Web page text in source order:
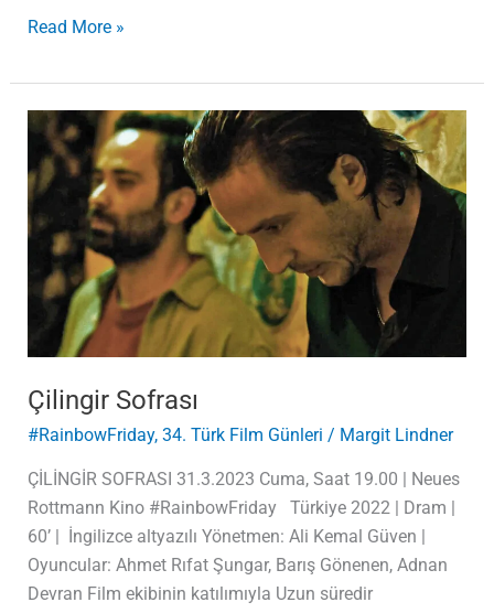
Read More »
Çilingir Sofrası
#RainbowFriday, 34. Türk Film Günleri / Margit Lindner
ÇİLİNGİR SOFRASI 31.3.2023 Cuma, Saat 19.00 | Neues
Rottmann Kino #RainbowFriday Türkiye 2022 | Dram |
60’ | İngilizce altyazılı Yönetmen: Ali Kemal Güven |
Oyuncular: Ahmet Rıfat Şungar, Barış Gönenen, Adnan
Devran Film ekibinin katılımıyla Uzun süredir
Çilingir
Sofrası